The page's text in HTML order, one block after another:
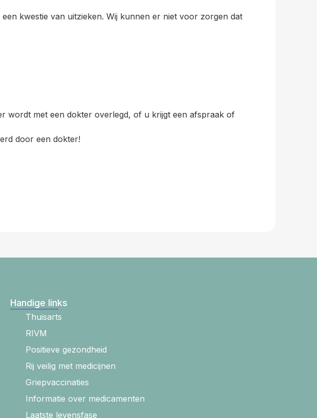
kwestie van uitzieken. Wij kunnen er niet voor zorgen dat
wordt met een dokter overlegd, of u krijgt een afspraak of
door een dokter!
Handige links
Thuisarts
RIVM
Positieve gezondheid
Rij veilig met medicijnen
Griepvaccinaties
Informatie over medicamenten
Laatste levensfase